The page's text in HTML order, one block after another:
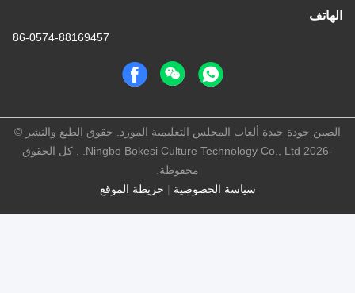
الهاتف
86-0574-88169457
سياسة الخصوصية| خريطة الموقع
الصين جودة جيدة ألعاب المجلس التعليمية المورد. حقوق الطبع والنشر ©
-2026 Ningbo Bokesi Culture Technology Co., Ltd. . كل الحقوق
محفوظة.